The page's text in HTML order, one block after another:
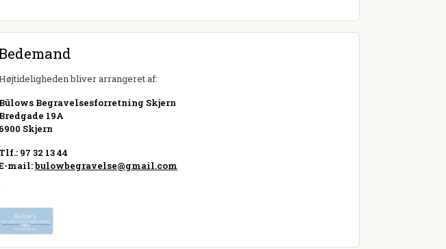
bliver arrangeret af:
Bülows Begravelsesforretning Skjern
Bredgade 19A
6900 Skjern
Tlf.: 97 32 13 44
mail:bulowbegravelse@gmail.com